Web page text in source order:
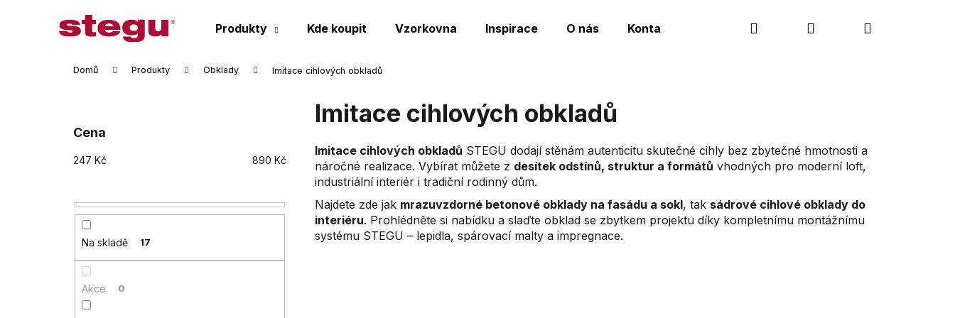
Produkty Kde koupit Vzorkovna Inspirace O nás Kontakt Hledat PřihlášeníNákupní
Domů Produkty Obklady Imitace cihlových obkladů
Cena
247 Kč 890 Kč
Na skladě 17
Akce 0
Imitace cihlových obkladů
Imitace cihlových obkladů STEGU dodají stěnám autenticitu skutečné cihly bez zbytečné hmotnosti a
náročné realizace. Vybírat můžete z desítek odstínů, struktur a formátů vhodných pro moderní loft,
industriální interiér i tradiční rodinný dům.
Najdete zde jak mrazuvzdorné betonové obklady na fasádu a sokl, tak sádrové cihlové obklady do
interiéru. Prohlédněte si nabídku a slaďte obklad se zbytkem projektu díky kompletnímu montážnímu
systému STEGU – lepidla, spárovací malty a impregnace.
Zpět
Zpět
Co potřebujete najít?